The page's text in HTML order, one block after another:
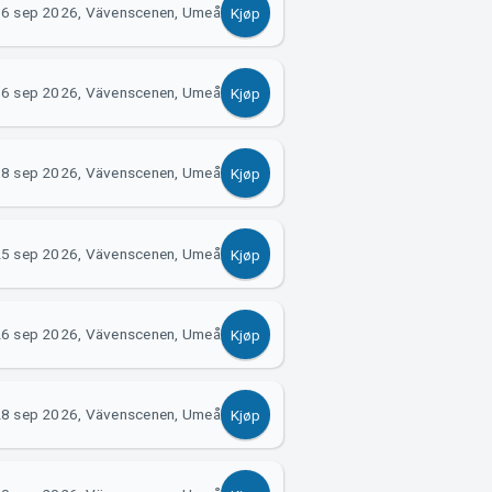
6 sep 2026, Vävenscenen, Umeå Kjøp
sep 2026, Vävenscenen, Umeå Kjøp
sep 2026, Vävenscenen, Umeå Kjøp
sep 2026, Vävenscenen, Umeå Kjøp
sep 2026, Vävenscenen, Umeå Kjøp
sep 2026, Vävenscenen, Umeå Kjøp